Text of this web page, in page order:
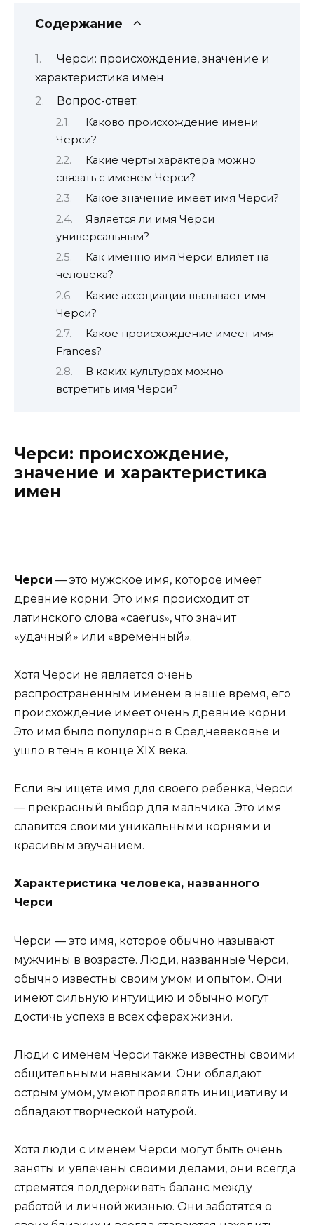
Содержание
Черси: происхождение, значение и
характеристика имен
Вопрос-ответ:
Каково происхождение имени
Черси?
Какие черты характера можно
связать с именем Черси?
Какое значение имеет имя Черси?
Является ли имя Черси
универсальным?
Как именно имя Черси влияет на
человека?
Какие ассоциации вызывает имя
Черси?
Какое происхождение имеет имя
Frances?
В каких культурах можно
встретить имя Черси?
Черси: происхождение,
значение и характеристика
имен
Черси — это мужское имя, которое имеет
древние корни. Это имя происходит от
латинского слова «caerus», что значит
«удачный» или «временный».
Хотя Черси не является очень
распространенным именем в наше время, его
происхождение имеет очень древние корни.
Это имя было популярно в Средневековье и
ушло в тень в конце XIX века.
Если вы ищете имя для своего ребенка, Черси
— прекрасный выбор для мальчика. Это имя
славится своими уникальными корнями и
красивым звучанием.
Характеристика человека, названного
Черси
Черси — это имя, которое обычно называют
мужчины в возрасте. Люди, названные Черси,
обычно известны своим умом и опытом. Они
имеют сильную интуицию и обычно могут
достичь успеха в всех сферах жизни.
Люди с именем Черси также известны своими
общительными навыками. Они обладают
острым умом, умеют проявлять инициативу и
обладают творческой натурой.
Хотя люди с именем Черси могут быть очень
заняты и увлечены своими делами, они всегда
стремятся поддерживать баланс между
работой и личной жизнью. Они заботятся о